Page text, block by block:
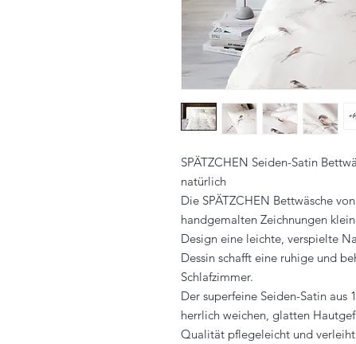
SPÄTZCHEN Seiden-Satin
natürlich
Die SPÄTZCHEN Bettwäsche
handgemalten Zeichnungen
Design eine leichte, verspielte
Dessin schafft eine ruhige und
Schlafzimmer.
Der superfeine Seiden-Satin
herrlich weichen, glatten
Qualität pflegeleicht und